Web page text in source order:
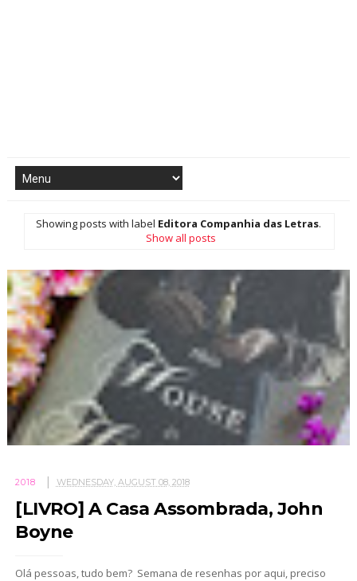
Showing posts with label Editora Companhia das Letras.
Show all posts
2018 WEDNESDAY, AUGUST 08, 2018
[LIVRO] A Casa Assombrada, John
Boyne
Olá pessoas, tudo bem? Semana de resenhas por aqui, preciso